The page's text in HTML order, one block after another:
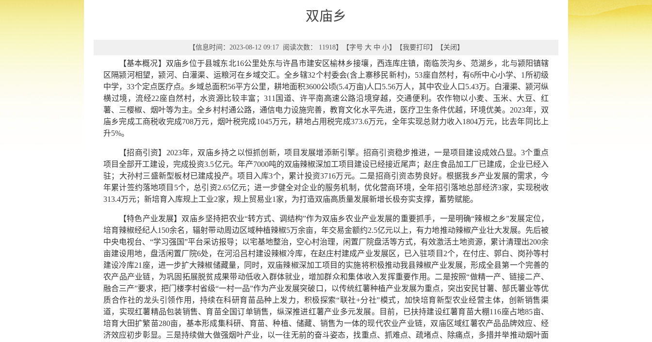
双庙乡
【信息时间：2023-08-12 09:17 阅读次数： 11918】【字号 大 中 小】【我要打印】【关闭 】
【基本概况】双庙乡位于县城东北16公里处东与许昌市建安区榆林乡接壤，西连库庄镇，南临茨沟乡、范湖乡，北与颍阳镇辖
区隔颍河相望，颍河、白灌渠、运粮河在乡域交汇。全乡辖32个村委会(含上寨移民新村)，53座自然村，有6所中心小学、1所初级
中学，33个定点医疗点。乡域总面积56平方公里，耕地面积3600公顷(5.4万亩)人口5.56万人，其中农业人口5.43万。白灌渠、颍河纵
横过境，流经22座自然村，水资源比较丰富；311国道、许平南高速公路沿境穿越，交通便利。农作物以小麦、玉米、大豆、红
薯、三樱椒、烟叶等为主。全乡村村通公路，通信电力设施完善，教育文化水平先进，医疗卫生条件优越，环境优美。2023年，双
庙乡完成工商税收完成708万元，烟叶税完成1045万元，耕地占用税完成373.6万元，全年实现总财力收入1804万元，比去年同比上
升5%。
【招商引资】2023年，双庙乡持之以恒抓创新，项目发展增添新引擎。招商引资稳步推进，一是项目建设成效凸显。3个重点
项目全部开工建设，完成投资3.5亿元。年产7000吨的双庙辣椒深加工项目建设已经接近尾声；赵庄食品加工厂已建成，企业已经入
驻；大孙村三盛新型板材已建成投产。项目入库3个，累计投资3716万元。二是招商引资态势良好。根据我乡产业发展的需求，今
年累计签约落地项目5个，总引资2.65亿元；进一步健全对企业的服务机制，优化营商环境，全年招引落地总部经济3家，实现税收
313.4万元；新培育入库规上工业2家，规上贸易业1家，为打造双庙高质量发展新增长极夯实支撑，蓄势赋能。
【特色产业发展】双庙乡坚持把农业“转方式、调结构”作为双庙乡农业产业发展的重要抓手，一是明确“辣椒之乡”发展定位，
培育辣椒经纪人150余名，辐射带动周边区域种植辣椒5万余亩，年交易金额约2.5亿元以上，有力地推动辣椒产业壮大发展。先后被
中央电视台、“学习强国”平台采访报导；以宅基地整治，空心村治理，闲置厂院盘活等方式，有效激活土地资源，累计清理出200余
亩建设用地，盘活闲置厂院6处，在河沿吕村建设辣椒冷库，在赵庄村建成产业发展区，已入驻项目2个，在付庄、郭白、岗孙等村
建设冷库21座，进一步扩大辣椒储藏量，同时，双庙辣椒深加工项目的实施将积极推动我县辣椒产业发展，形成全县第一个完善的
农产品产业链，为巩固拓展脱贫成果带动低收入群体就业，增加群众和集体收入发挥重要作用。二是按照“做精一产、链接二产、
融合三产”要求，把门楼李村省级“一村一品”作为产业发展突破口，以传统红薯种植产业发展为重点，突出安民甘薯、郜氏薯业等优
质合作社的龙头引领作用，持续在科研育苗品种上发力，积极探索“联社+分社”模式，加快培育新型农业经营主体，创新销售渠
道，实现红薯精品包装销售、育苗全国订单销售，纵深推进红薯产业多元发展。目前，已扶持建设红薯育苗大棚116座占地85亩、
培育大田扩繁苗280亩，基本形成集科研、育苗、种植、储藏、销售为一体的现代农业产业链，双庙区域红薯农产品品牌效应、经
济效应初步彰显。三是持续做大做强烟叶产业，以一往无前的奋斗姿态，找重点、抓难点、疏堵点、除痛点，多措并举推动烟叶面